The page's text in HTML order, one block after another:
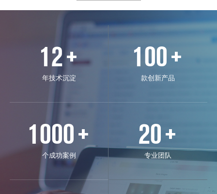
12+
年技术沉淀
100+
款创新产品
1000+
个成功案例
20+
专业团队